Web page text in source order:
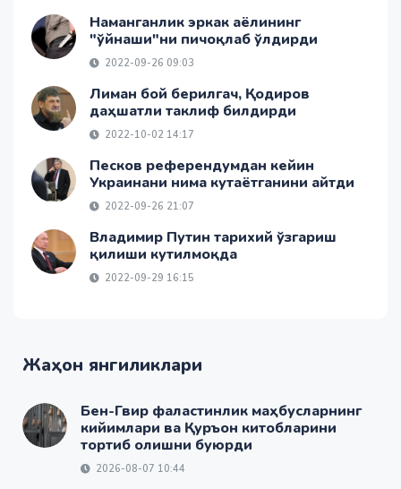
Наманганлик эркак аёлининг
"ўйнаши"ни пичоқлаб ўлдирди
2022-09-26 09:03
Лиман бой берилгач, Қодиров
даҳшатли таклиф билдирди
2022-10-02 14:17
Песков референдумдан кейин
Украинани нима кутаётганини айтди
2022-09-26 21:07
Владимир Путин тарихий ўзгариш
қилиши кутилмоқда
2022-09-29 16:15
Жаҳон янгиликлари
Бен-Гвир фаластинлик маҳбусларнинг
кийимлари ва Қуръон китобларини
тортиб олишни буюрди
2026-08-07 10:44